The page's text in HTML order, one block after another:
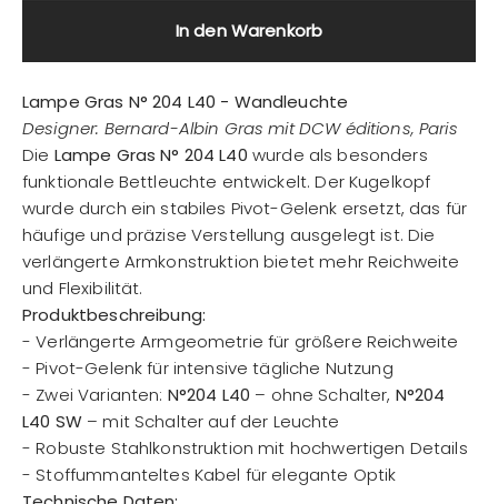
In den Warenkorb
Lampe Gras N° 204 L40 - Wandleuchte
Designer: Bernard-Albin Gras mit DCW éditions, Paris
Die Lampe Gras N° 204 L40 wurde als besonders
funktionale Bettleuchte entwickelt. Der Kugelkopf
wurde durch ein stabiles Pivot-Gelenk ersetzt, das für
häufige und präzise Verstellung ausgelegt ist. Die
verlängerte Armkonstruktion bietet mehr Reichweite
und Flexibilität.
Produktbeschreibung:
- Verlängerte Armgeometrie für größere Reichweite
- Pivot-Gelenk für intensive tägliche Nutzung
- Zwei Varianten: N°204 L40 – ohne Schalter, N°204
L40 SW– mit Schalter auf der Leuchte
- Robuste Stahlkonstruktion mit hochwertigen Details
- Stoffummanteltes Kabel für elegante Optik